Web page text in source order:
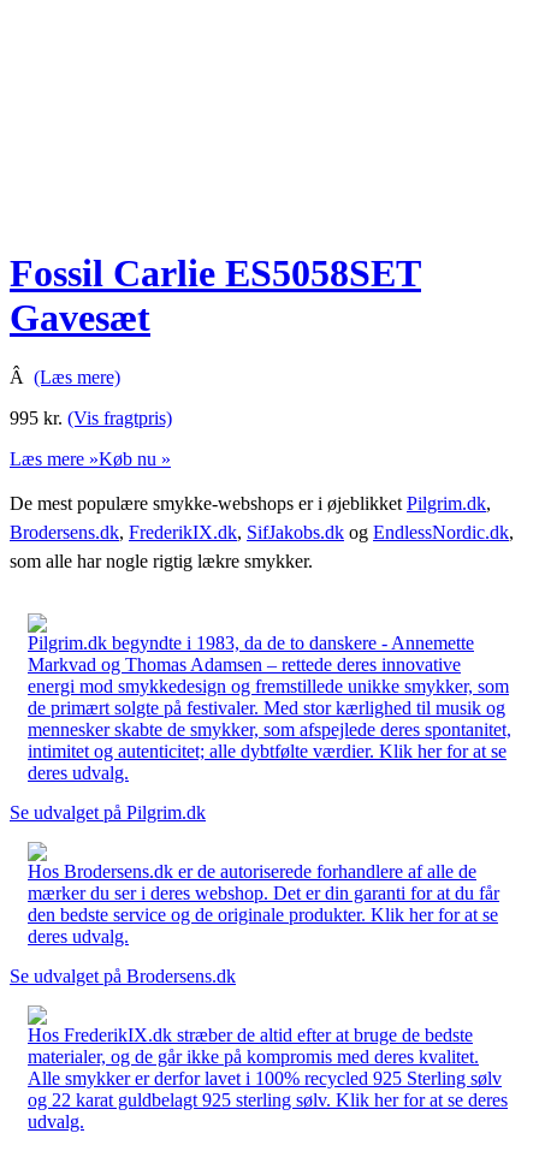
Fossil Carlie ES5058SET
Gavesæt
Â (Læs mere)
995 kr. (Vis fragtpris)
Læs mere »Køb nu »
De mest populære smykke-webshops er i øjeblikket Pilgrim.dk,
Brodersens.dk, FrederikIX.dk, SifJakobs.dk og EndlessNordic.dk,
som alle har nogle rigtig lækre smykker.
Pilgrim.dk begyndte i 1983, da de to danskere - Annemette
Markvad og Thomas Adamsen – rettede deres innovative
energi mod smykkedesign og fremstillede unikke smykker, som
de primært solgte på festivaler. Med stor kærlighed til musik og
mennesker skabte de smykker, som afspejlede deres spontanitet,
intimitet og autenticitet; alle dybtfølte værdier. Klik her for at se
deres udvalg.
Se udvalget på Pilgrim.dk
Hos Brodersens.dk er de autoriserede forhandlere af alle de
mærker du ser i deres webshop. Det er din garanti for at du får
den bedste service og de originale produkter. Klik her for at se
deres udvalg.
Se udvalget på Brodersens.dk
Hos FrederikIX.dk stræber de altid efter at bruge de bedste
materialer, og de går ikke på kompromis med deres kvalitet.
Alle smykker er derfor lavet i 100% recycled 925 Sterling sølv
og 22 karat guldbelagt 925 sterling sølv. Klik her for at se deres
udvalg.